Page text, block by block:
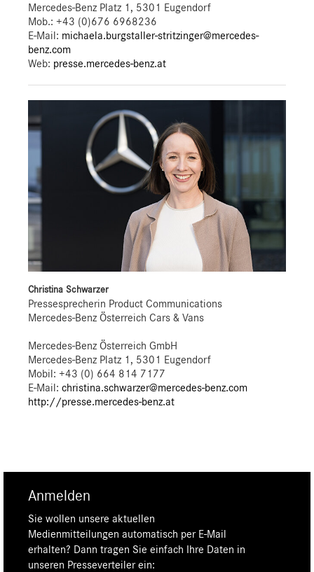
Mercedes-Benz Platz 1, 5301 Eugendorf
Mob.: +43 (0)676 6968236
E-Mail: michaela.burgstaller-stritzinger@mercedes-
benz.com
Web: presse.mercedes-benz.at
Christina Schwarzer
Pressesprecherin Product Communications
Mercedes-Benz Österreich Cars & Vans
Mercedes-Benz Österreich GmbH
Mercedes-Benz Platz 1, 5301 Eugendorf
Mobil: +43 (0) 664 814 7177
E-Mail: christina.schwarzer@mercedes-benz.com
http://presse.mercedes-benz.at
Anmelden
Sie wollen unsere aktuellen
Medienmitteilungen automatisch per E-Mail
erhalten? Dann tragen Sie einfach Ihre Daten in
unseren Presseverteiler ein: